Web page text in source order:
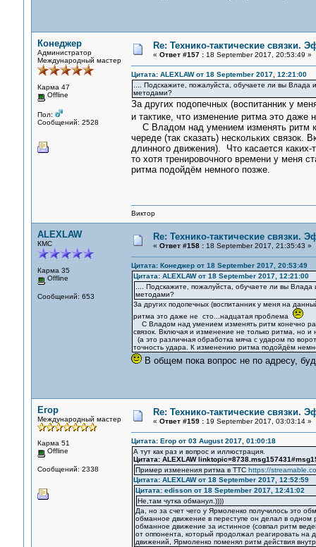
Конеджер
Администратор
Международный мастер
Карма 47
Offline
Пол:
Сообщений: 2528
Re: Технико-тактические связки.
« Ответ #157 :18 September 2017, 20:53:49 »
Цитата: ALEXLAW от 18 September 2017, 12:21:00
.... Подскажите, пожалуйста, обучаете ли вы Влада
методами?
За других подопечных (воспитанник у
и тактике, что изменение ритма это
С Владом над умением изменять ритм
череде (так сказать) нескольких связок.
длинного движения). Что касается
то хотя тренировочного времени у меня
ритма подойдём немного позже.
Виктор
ALEXLAW
КМС
Карма 35
Offline
Сообщений: 653
Re: Технико-тактические связки.
« Ответ #158 :18 September 2017, 21:35:43 »
Цитата: Конеджер от 18 September 2017, 20:53:49
Цитата: ALEXLAW от 18 September 2017, 12:21:00
.... Подскажите, пожалуйста, обучаете ли вы Влада
методами?
За других подопечных (воспитанник у меня на
ритма это даже не сто...надцатая проблема
С Владом над умением изменять ритм конечно
связок. Включая и изменение не только ритма, но
(а это различная обработка мяча с ударом по
точность удара. К изменению ритма подойдём
В общем пока вопрос не по адресу,
Егор
Международный мастер
Карма 51
Offline
Сообщений: 2338
Re: Технико-тактические связки.
« Ответ #159 :19 September 2017, 03:03:14 »
Цитата: Егор от 03 August 2017, 01:00:18
А тут как раз и вопрос и иллюстрация.
Цитата: ALEXLAW
Пример изменения ритма в ТТС https://
Цитата: ALEXLAW от 18 September 2017, 12:52:59
Цитата: edisson от 18 September 2017, 12:41:02
Не,там чутка обманул.))))
Да, но за счет чего у Ярмоленко получилось это
обманное движение в переступе он делал в одном
обманное движение за истинное (совпал ритм
от оппонента, который продолжал реагировать
движений, Ярмоленко поменял ритм действия